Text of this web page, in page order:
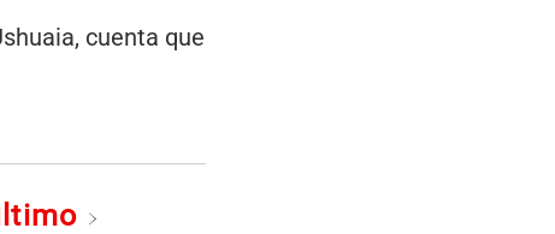
cuenta que